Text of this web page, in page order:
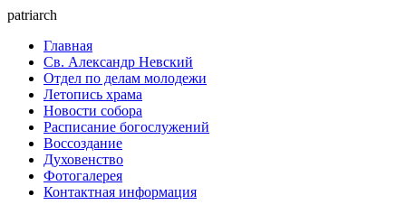
patriarch
Главная
Св. Александр Невский
Отдел по делам молодежи
Летопись храма
Новости собора
Расписание богослужений
Воссоздание
Духовенство
Фотогалерея
Контактная информация